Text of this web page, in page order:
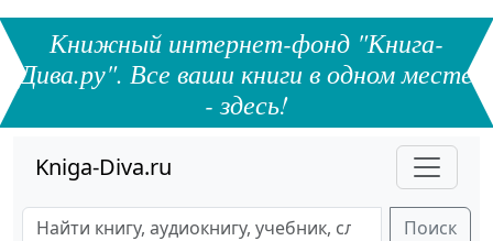
Книжный интернет-фонд "Книга-
Дива.ру". Все ваши книги в одном месте
- здесь!
Kniga-Diva.ru
Поиск